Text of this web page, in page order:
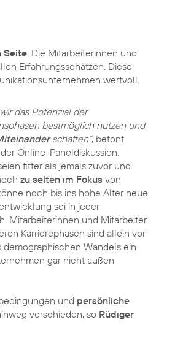
Seite. Die Mitarbeiterinnen und
Erfahrungsschätzen. Diese
wertvoll.
das Potenzial der
bestmöglich nutzen und
schaffen“, betont
Online-Paneldiskussion.
fitter als jemals zuvor und
zu selten im Fokus von
noch bis ins hohe Alter neue
sei in jeder
Mitarbeiterinnen und Mitarbeiter
Karrierephasen sind allein vor
Wandels ein
gar nicht außen
und persönliche
verschieden, so Rüdiger